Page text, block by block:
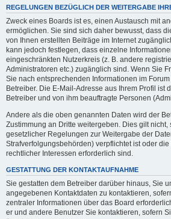
REGELUNGEN BEZÜGLICH DER WEITERGABE
Zweck eines Boards ist es, einen Austausch mit
ermöglichen. Sie sind sich daher bewusst, dass
von Ihnen erstellten Beiträge im Internet
kann jedoch festlegen, dass einzelne
eingeschränkten Nutzerkreis (z. B. andere
Administratoren etc.) zugänglich sind. Wenn Sie
Sie nach entsprechenden Informationen im
Betreiber. Die E-Mail-Adresse aus Ihrem Profil ist
Betreiber und von ihm beauftragte Personen
Andere als die oben genannten Daten wird der
Zustimmung an Dritte weitergeben. Dies gilt nicht,
gesetzlicher Regelungen zur Weitergabe der
Strafverfolgungsbehörden) verpflichtet ist oder
rechtlicher Interessen erforderlich sind.
GESTATTUNG DER KONTAKTAUFNAHME
Sie gestatten dem Betreiber darüber hinaus, Sie
angegebenen Kontaktdaten zu kontaktieren,
zentraler Informationen über das Board
er und andere Benutzer Sie kontaktieren, sofern